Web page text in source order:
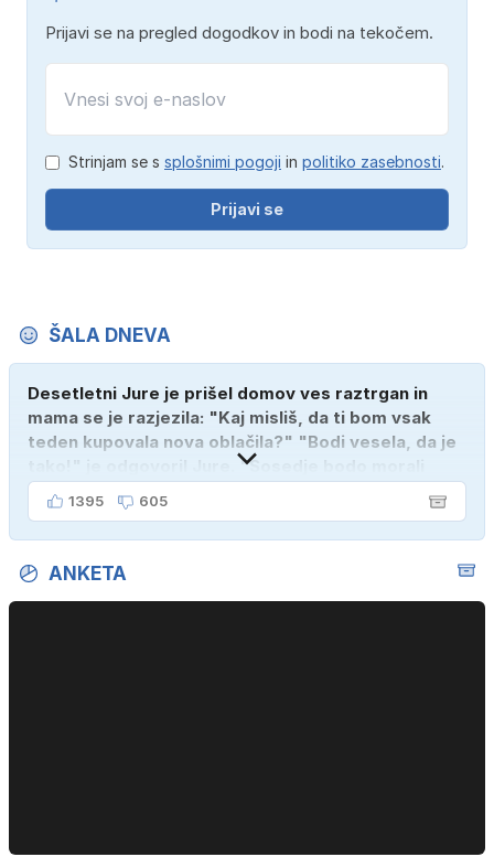
Prijavi se na pregled dogodkov in bodi na tekočem.
Strinjam se s splošnimi pogoji in politiko zasebnosti.
Prijavi se
ŠALA DNEVA
Desetletni Jure je prišel domov ves raztrgan in
mama se je razjezila: "Kaj misliš, da ti bom vsak
teden kupovala nova oblačila?" "Bodi vesela, da je
tako!" je odgovoril Jure. "Sosedje bodo morali
kupiti novega sina, tako sem ga prebutal!"
1395 605
ANKETA